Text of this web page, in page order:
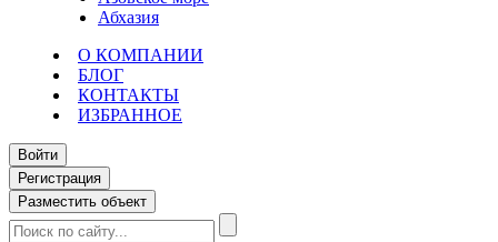
Абхазия
О КОМПАНИИ
БЛОГ
КОНТАКТЫ
ИЗБРАННОЕ
Войти
Регистрация
Разместить объект